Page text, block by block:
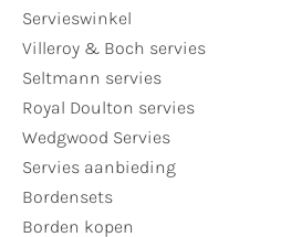
Servieswinkel
Villeroy & Boch servies
Seltmann servies
Royal Doulton servies
Wedgwood Servies
Servies aanbieding
Bordensets
Borden kopen